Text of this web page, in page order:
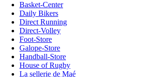
Basket-Center
Daily Bikers
Direct Running
Direct-Volley
Foot-Store
Galope-Store
Handball-Store
House of Rugby
La sellerie de Maé